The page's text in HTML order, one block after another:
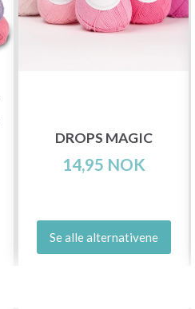
DROPS MAGIC
14,95 NOK
Se alle alternativene